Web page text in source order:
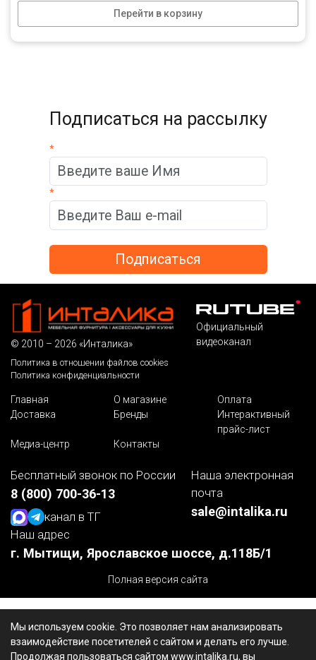
Перейти в корзину
Подписаться на рассылку
*
*
Мы используем cookie. Это позволяет нам анализировать
взаимодействие посетителей с сайтом и делать его лучше.
Продолжая пользоваться сайтом www.intalika.ru, вы
© 2010 – 2026 «Инталика»
Политика в отношении файлов cookies
Политика конфиденциальности
Официальный
видеоканал
Главная О магазине
Оплата
Доставка
Бренды
Интерактивный
прайс-лист
Медиа-центр
Контакты
Бесплатный звонок по России
8 (800) 700-36-13
канал в ТГ
Наша электронная
почта
sale@intalika.ru
Наш адрес
г. Мытищи, Ярославское шоссе, д.118Б/1
Полная версия сайта